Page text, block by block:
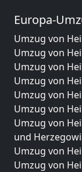
Europa-
Umzug von
Umzug von
Umzug von
Umzug von
Umzug von
Umzug von
Umzug von
und
Umzug von
Umzug von